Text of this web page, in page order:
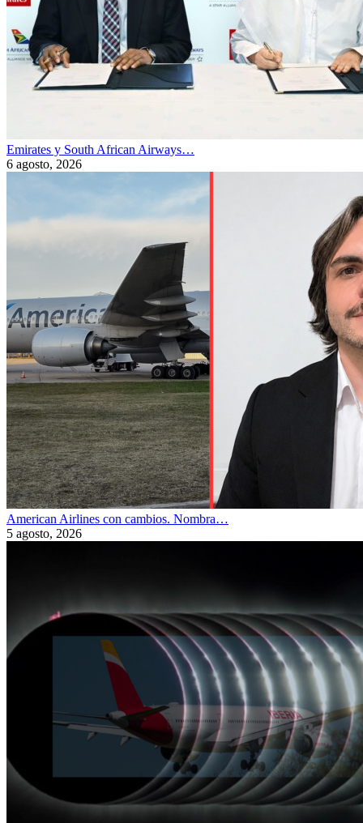
Emirates y South African Airways…
6 agosto, 2026
American Airlines con cambios. Nombra…
5 agosto, 2026